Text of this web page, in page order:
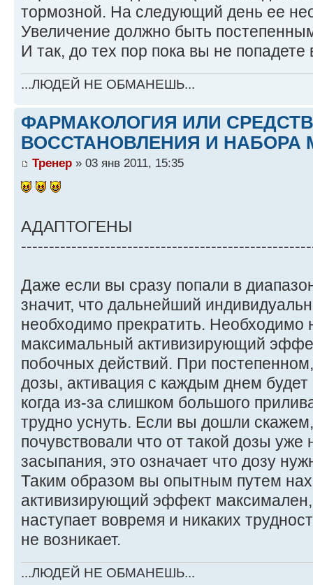
тормозной. На следующий день ее
Увеличение должно быть
И так, до тех пор пока вы не попадете
...ЛЮДЕЙ НЕ ОБМАНЕШЬ...
ФАРМАКОЛОГИЯ ИЛИ
ВОССТАНОВЛЕНИЯ И НАБОРА
Тренер » 03 янв 2011, 15:35
АДАПТОГЕНЫ
Даже если вы сразу попали в
значит, что дальнейший
необходимо прекратить.
максимальный активизирующий
побочных действий. При
дозы, активация с каждым днем будет
когда из-за слишком большого
трудно уснуть. Если вы дошли
почувствовали что от такой дозы уже
засыпания, это означает что дозу
Таким образом вы опытным путем
активизирующий эффект
наступает вовремя и никаких
не возникает.
...ЛЮДЕЙ НЕ ОБМАНЕШЬ...